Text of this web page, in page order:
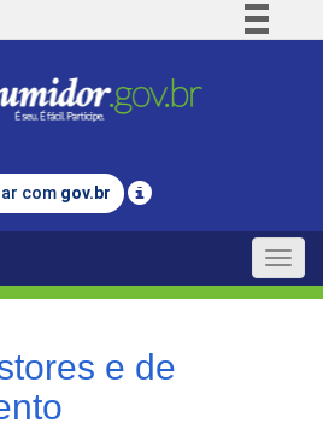
Comunica BR
Legislação
com gov.br
Toggle
e de